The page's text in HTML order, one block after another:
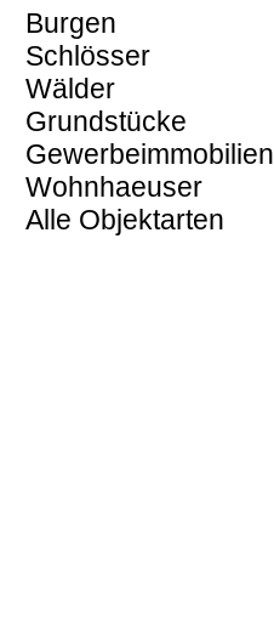
Burgen
Schlösser
Wälder
Grundstücke
Gewerbeimmobilien
Wohnhaeuser
Alle Objektarten